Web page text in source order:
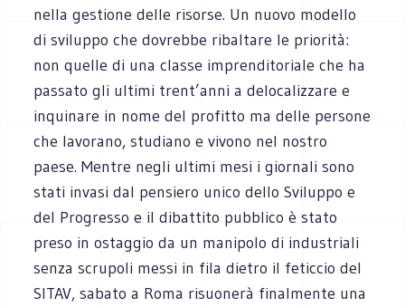
nella gestione delle risorse. Un nuovo modello
di sviluppo che dovrebbe ribaltare le priorità:
non quelle di una classe imprenditoriale che ha
passato gli ultimi trent’anni a delocalizzare e
inquinare in nome del profitto ma delle persone
che lavorano, studiano e vivono nel nostro
paese. Mentre negli ultimi mesi i giornali sono
stati invasi dal pensiero unico dello Sviluppo e
del Progresso e il dibattito pubblico è stato
preso in ostaggio da un manipolo di industriali
senza scrupoli messi in fila dietro il feticcio del
SITAV, sabato a Roma risuonerà finalmente una